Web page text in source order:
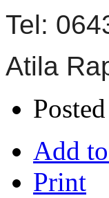
Tel:
Atila
Add
Print